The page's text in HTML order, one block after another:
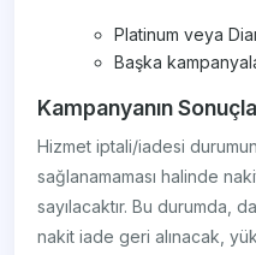
Platinum veya
Başka
Kampanyanın
Hizmet iptali/iadesi
sağlanamaması halinde
sayılacaktır. Bu durumda,
nakit iade geri alınacak,